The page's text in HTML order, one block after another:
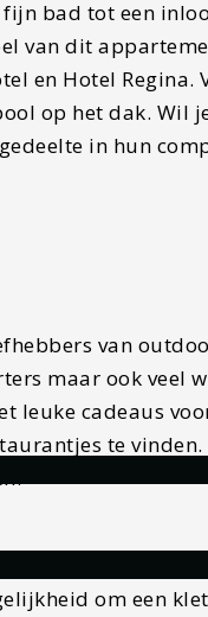
bad tot een
van dit
en Hotel Regina.
op het dak. Wil
in hun
van
maar ook veel
leuke cadeaus
te vinden.
om een